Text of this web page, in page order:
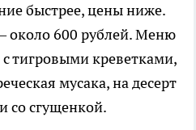
быстрее, цены ниже.
около 600 рублей. Меню
тигровыми креветками,
мусака, на десерт
со сгущенкой.